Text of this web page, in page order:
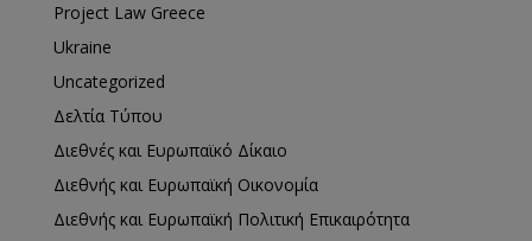
Project Law Greece
Ukraine
Uncategorized
Δελτία Τύπου
Διεθνές και Ευρωπαϊκό Δίκαιο
Διεθνής και Ευρωπαϊκή Οικονομία
Διεθνής και Ευρωπαϊκή Πολιτική Επικαιρότητα